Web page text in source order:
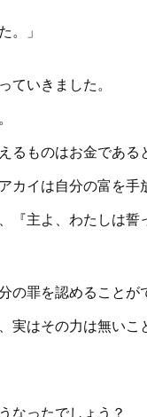
。」
ていきました。
るものはお金であ
カイは自分の富を手
『主よ、わたしは
の罪を認めることが
実はその力は無い
なったでしょう？